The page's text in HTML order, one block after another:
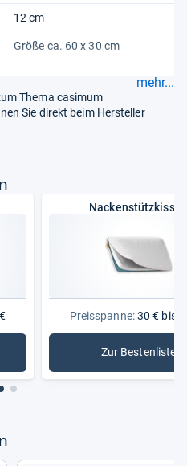
12 cm
Größe ca. 60 x 30 cm
mehr...
Thema casimum
Sie direkt beim Hersteller
Nackenstützkissen
Preisspanne:30 € bis
Zur Bestenliste
: